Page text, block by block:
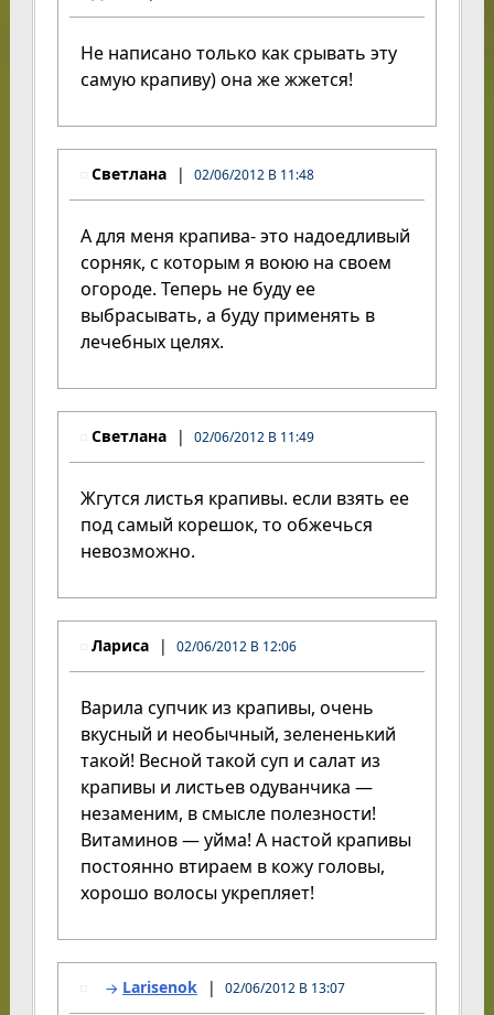
Не написано только как срывать эту
самую крапиву) она же жжется!
Светлана 02/06/2012 В 11:48
А для меня крапива- это надоедливый
сорняк, с которым я воюю на своем
огороде. Теперь не буду ее
выбрасывать, а буду применять в
лечебных целях.
Светлана 02/06/2012 В 11:49
Жгутся листья крапивы. если взять ее
под самый корешок, то обжечься
невозможно.
Лариса 02/06/2012 В 12:06
Варила супчик из крапивы, очень
вкусный и необычный, зелененький
такой! Весной такой суп и салат из
крапивы и листьев одуванчика —
незаменим, в смысле полезности!
Витаминов — уйма! А настой крапивы
постоянно втираем в кожу головы,
хорошо волосы укрепляет!
Larisenok 02/06/2012 В 13:07